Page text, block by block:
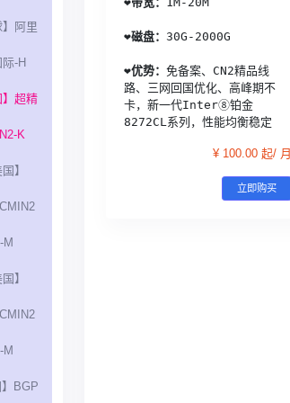
阿里
-H
超精
K
】
M
】
M
BGP
❤️磁盘： 30G-2000G
❤️优势： 免备案、CN2精品线
路、三网回国优化、高峰期不
卡，新一代Inter⑧铂金
8272CL系列，性能均衡稳定
¥ 100.00 起/ 月
立即购买